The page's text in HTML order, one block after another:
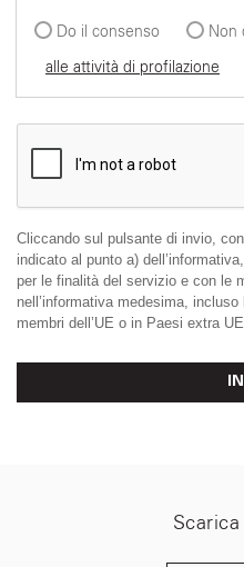
Do il consenso
Non
alle attività di profilazione
Cliccando sul pulsante di invio,
indicato al punto a)
per le finalità del servizio e con le
nell’informativa medesima,
membri dell’UE o in Paesi extra